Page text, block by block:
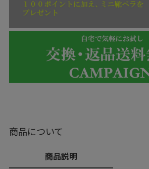
商品について
商品説明